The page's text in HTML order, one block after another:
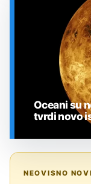
Oceani su
tvrdi novo
NEOVISNO